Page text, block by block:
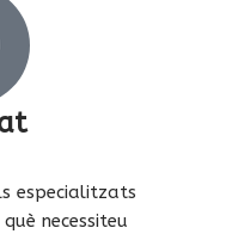
especialitzats
necessiteu